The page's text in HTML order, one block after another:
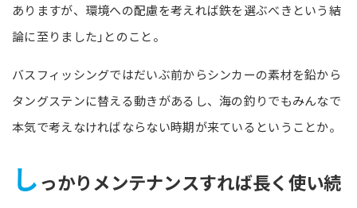
ありますが、環境への配慮を考えれば鉄を選ぶべきという結
論に至りました｣とのこと。
バスフィッシングではだいぶ前からシンカーの素材を鉛から
タングステンに替える動きがあるし、海の釣りでもみんなで
本気で考えなければならない時期が来ているということか。
しっかりメンテナンスすれば長く使い続